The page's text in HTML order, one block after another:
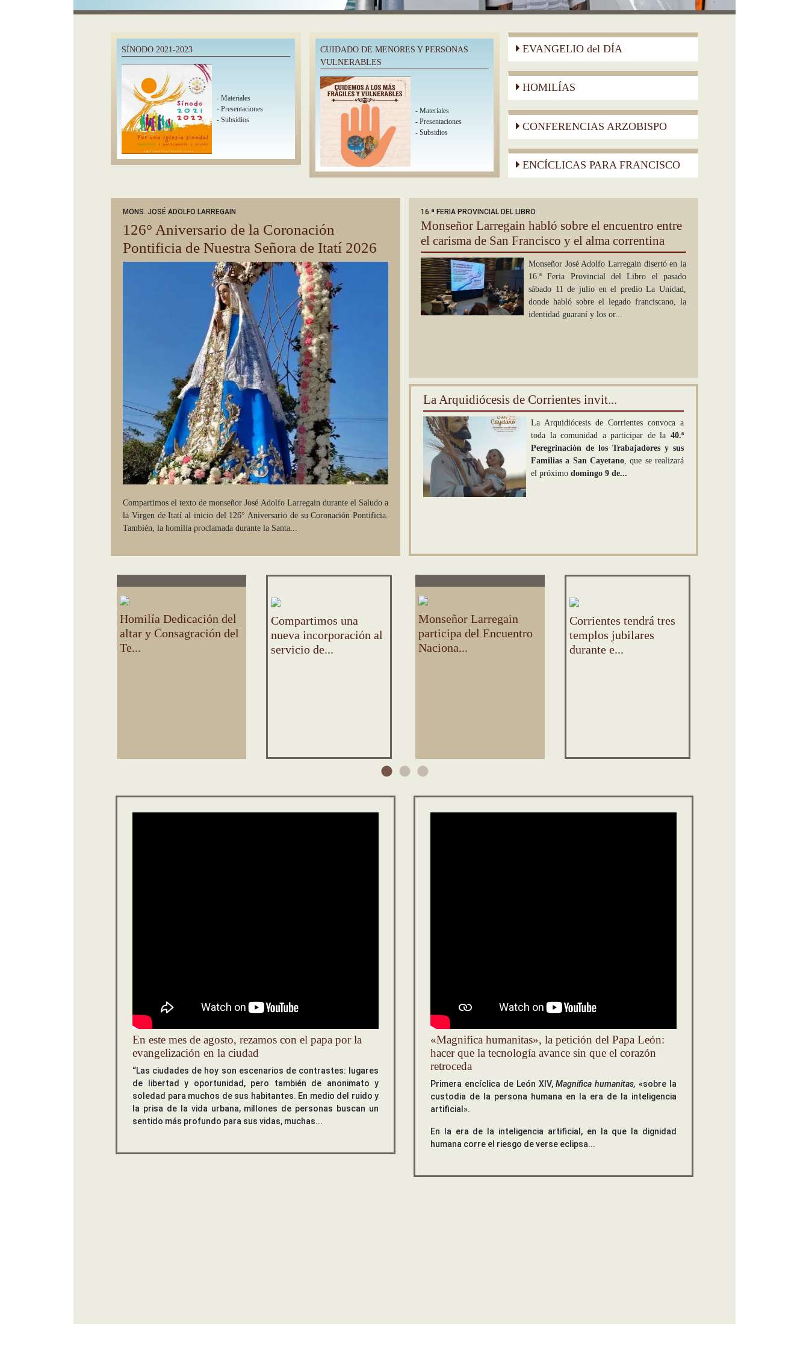
humana
SÍNODO 2021-2023
- Materiales
- Presentaciones
- Subsidios
CUIDADO DE MENORES Y PERSONAS
VULNERABLES
- Materiales
- Presentaciones
- Subsidios
EVANGELIO del DÍA
HOMILÍAS
CONFERENCIAS ARZOBISPO
ENCÍCLICAS PARA FRANCISCO
MONS. JOSÉ ADOLFO LARREGAIN
126° Aniversario de la Coronación
Pontificia de Nuestra Señora de Itatí 2026
Compartimos el texto de monseñor José Adolfo Larregain durante el Saludo a
la Virgen de Itatí al inicio del 126° Aniversario de su Coronación Pontificia.
También, la homilía proclamada durante la Santa...
16.ª FERIA PROVINCIAL DEL LIBRO
Monseñor Larregain habló sobre el encuentro entre
el carisma de San Francisco y el alma correntina
Monseñor José Adolfo Larregain disertó en la
16.ª Feria Provincial del Libro el pasado
sábado 11 de julio en el predio La Unidad,
donde habló sobre el legado franciscano, la
identidad guaraní y los or...
La Arquidiócesis de Corrientes invit...
La Arquidiócesis de Corrientes convoca a
toda la comunidad a participar de la 40.ª
Peregrinación de los Trabajadores y sus
Familias a San Cayetano, que se realizará
el próximo domingo 9 de...
Homilía Dedicación del
altar y Consagración del
Te...
Compartimos una
nueva incorporación al
servicio de...
Monseñor Larregain
participa del Encuentro
Naciona...
Corrientes tendrá tres
templos jubilares
durante e...
En este mes de agosto, rezamos con el papa por la
evangelización en la ciudad
“Las ciudades de hoy son escenarios de contrastes: lugares
de libertad y oportunidad, pero también de anonimato y
soledad para muchos de sus habitantes. En medio del ruido y
la prisa de la vida urbana, millones de personas buscan un
sentido más profundo para sus vidas, muchas...
«Magnifica humanitas», la petición del Papa León:
hacer que la tecnología avance sin que el corazón
retroceda
Primera encíclica de León XIV,Magnifica humanitas, «sobre la
custodia de la persona humana en la era de la inteligencia
artificial».
En la era de la inteligencia artificial, en la que la dignidad
humana corre el riesgo de verse eclipsa...